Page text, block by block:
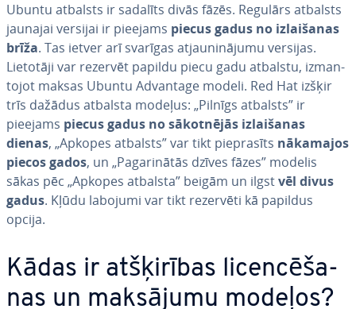
Ubuntu atbalsts ir sadalīts divās fāzēs. Regulārs atbalsts
jaunajai versijai ir pieejams piecus gadus no iz­lai­ša­nas
brīža. Tas ietver arī svarīgas at­jau­ni­nā­ju­mu versijas.
Lietotāji var rezervēt papildu piecu gadu atbalstu, iz­man­
to­jot maksas Ubuntu Advantage modeli. Red Hat izšķir
trīs dažādus atbalsta modeļus: „Pilnīgs atbalsts” ir
pieejams piecus gadus no sā­kot­nē­jās iz­lai­ša­nas
dienas, „Apkopes atbalsts” var tikt pie­pra­sīts nākamajos
piecos gados, un „Pa­ga­ri­nā­tās dzīves fāzes” modelis
sākas pēc „Apkopes atbalsta” beigām un ilgstvēl divus
gadus. Kļūdu labojumi var tikt rezervēti kā papildus
opcija.
Kādas ir at­šķi­rī­bas li­cen­cē­ša­
nas un maksājumu modeļos?